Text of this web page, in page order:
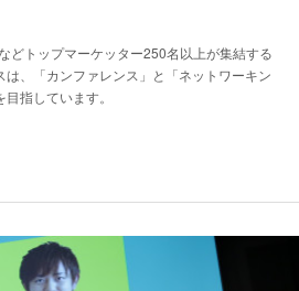
どトップマーケッター250名以上が集結する
、「カンファレンス」と「ネットワーキン
指しています。